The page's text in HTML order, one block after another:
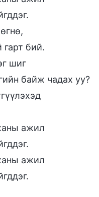
гарт бий.
шиг
байж чадах уу?
ажил
ажил